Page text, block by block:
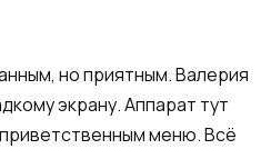
но приятным. Валерия
экрану. Аппарат тут
меню. Всё